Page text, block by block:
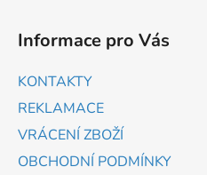
Informace pro Vás
KONTAKTY
REKLAMACE
VRÁCENÍ ZBOŽÍ
OBCHODNÍ PODMÍNKY